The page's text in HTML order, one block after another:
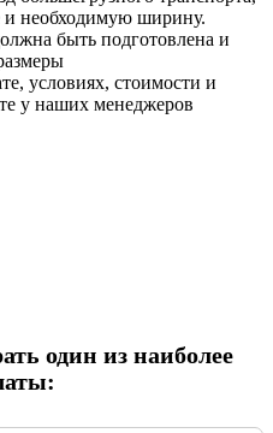
и необходимую ширину.
быть подготовлена и
условиях, стоимости и
у наших менеджеров
один из наиболее